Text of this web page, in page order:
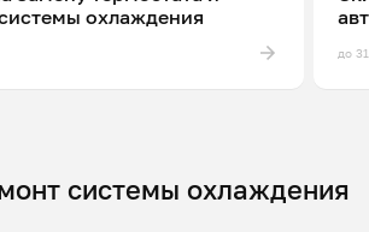
охлаждения
до
системы охлаждения